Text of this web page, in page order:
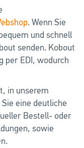
. Wenn Sie
und schnell
senden. Kobout
per EDI, wodurch
in unserem
eine deutliche
Bestell- oder
sowie